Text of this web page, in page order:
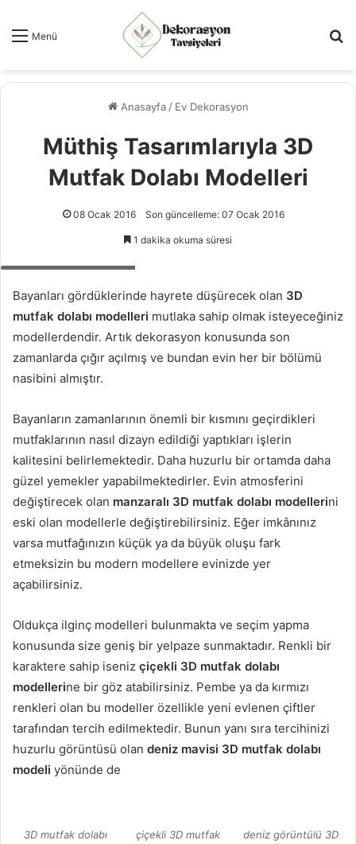
Menü
Anasayfa / Ev Dekorasyon
Müthiş Tasarımlarıyla 3D
Mutfak Dolabı Modelleri
08 Ocak 2016 Son güncelleme: 07 Ocak 2016
1 dakika okuma süresi
Bayanları gördüklerinde hayrete düşürecek olan 3D
mutfak dolabı modelleri mutlaka sahip olmak isteyeceğiniz
modellerdendir. Artık dekorasyon konusunda son
zamanlarda çığır açılmış ve bundan evin her bir bölümü
nasibini almıştır.
Bayanların zamanlarının önemli bir kısmını geçirdikleri
mutfaklarının nasıl dizayn edildiği yaptıkları işlerin
kalitesini belirlemektedir. Daha huzurlu bir ortamda daha
güzel yemekler yapabilmektedirler. Evin atmosferini
değiştirecek olan manzaralı 3D mutfak dolabı modellerini
eski olan modellerle değiştirebilirsiniz. Eğer imkânınız
varsa mutfağınızın küçük ya da büyük oluşu fark
etmeksizin bu modern modellere evinizde yer
açabilirsiniz.
Oldukça ilginç modelleri bulunmakta ve seçim yapma
konusunda size geniş bir yelpaze sunmaktadır. Renkli bir
karaktere sahip iseniz çiçekli 3D mutfak dolabı
modellerine bir göz atabilirsiniz. Pembe ya da kırmızı
renkleri olan bu modeller özellikle yeni evlenen çiftler
tarafından tercih edilmektedir. Bunun yanı sıra tercihinizi
huzurlu görüntüsü olan deniz mavisi 3D mutfak dolabı
modeli yönünde de
3D mutfak dolabı
çiçekli 3D mutfak
deniz görüntülü 3D